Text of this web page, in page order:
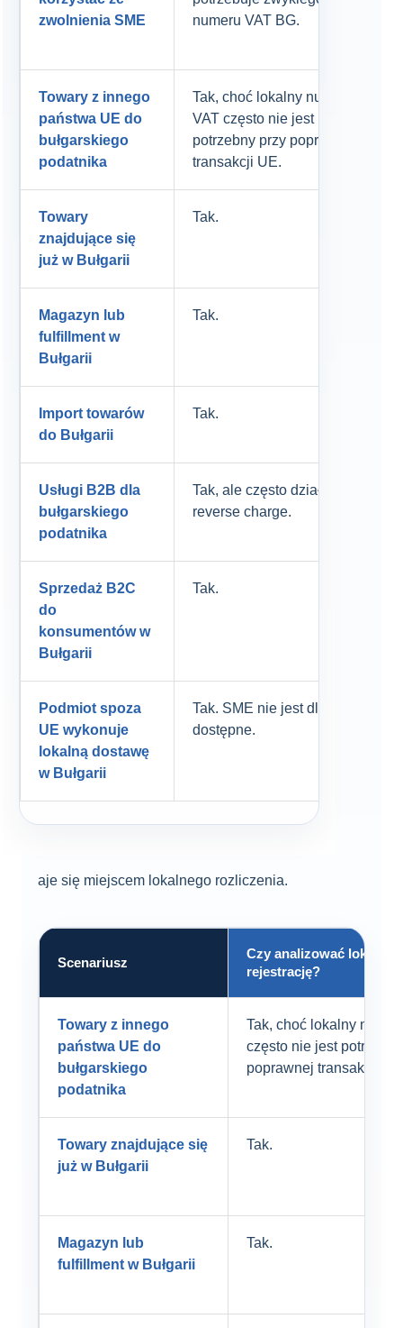
zwolnienia SME
numeru VAT BG.
Towary z innego
państwa UE do
bułgarskiego
podatnika
Tak, choć lokalny numer
VAT często nie jest
potrzebny przy poprawnej
transakcji UE.
Towary
znajdujące się
już w Bułgarii
Tak.
Magazyn lub
fulfillment w
Bułgarii
Tak.
Import towarów
do Bułgarii
Tak.
Usługi B2B dla
bułgarskiego
podatnika
Tak, ale często działa
reverse charge.
Sprzedaż B2C
do
konsumentów w
Bułgarii
Tak.
Podmiot spoza
UE wykonuje
lokalną dostawę
w Bułgarii
Tak. SME nie jest dla niego
dostępne.
aje się miejscem lokalnego rozliczenia.
Scenariusz
Czy analizować lokalną
rejestrację?
Towary z innego
państwa UE do
bułgarskiego
podatnika
Tak, choć lokalny numer
często nie jest
poprawnej transakcji
Towary znajdujące się
już w Bułgarii
Tak.
Magazyn lub
fulfillment w Bułgarii
Tak.